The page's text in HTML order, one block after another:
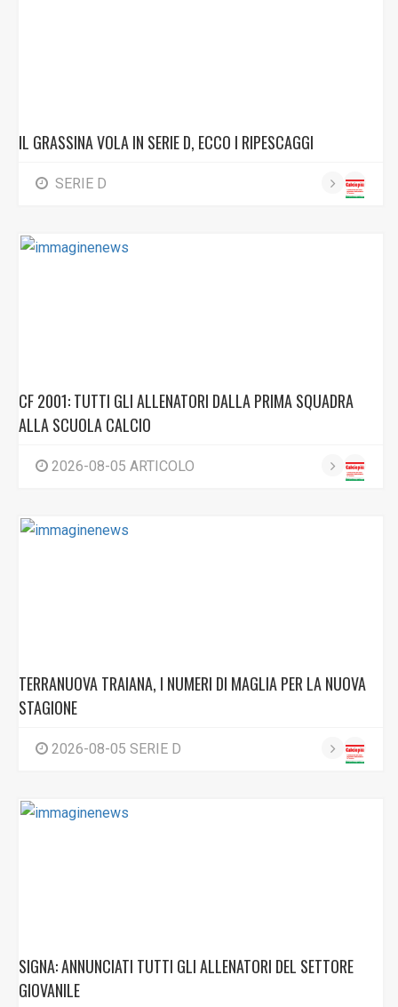
IL GRASSINA VOLA IN SERIE D, ECCO I RIPESCAGGI
SERIE D
CF 2001: TUTTI GLI ALLENATORI DALLA PRIMA SQUADRA
ALLA SCUOLA CALCIO
2026-08-05 ARTICOLO
TERRANUOVA TRAIANA, I NUMERI DI MAGLIA PER LA NUOVA
STAGIONE
2026-08-05 SERIE D
SIGNA: ANNUNCIATI TUTTI GLI ALLENATORI DEL SETTORE
GIOVANILE